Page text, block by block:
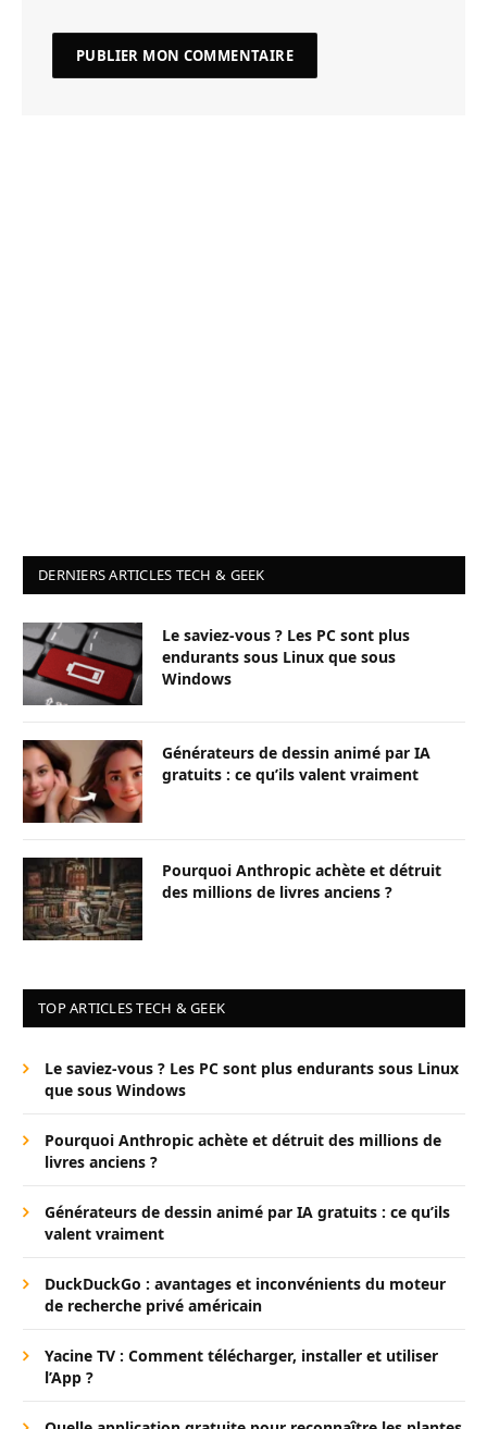
DERNIERS ARTICLES TECH & GEEK
Le saviez-vous ? Les PC sont plus
endurants sous Linux que sous
Windows
Générateurs de dessin animé par IA
gratuits : ce qu’ils valent vraiment
Pourquoi Anthropic achète et détruit
des millions de livres anciens ?
TOP ARTICLES TECH & GEEK
Le saviez-vous ? Les PC sont plus endurants sous Linux
que sous Windows
Pourquoi Anthropic achète et détruit des millions de
livres anciens ?
Générateurs de dessin animé par IA gratuits : ce qu’ils
valent vraiment
DuckDuckGo : avantages et inconvénients du moteur
de recherche privé américain
Yacine TV : Comment télécharger, installer et utiliser
l’App ?